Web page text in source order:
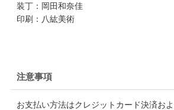
装丁：岡田和奈佳
印刷：八紘美術
注意事項
お支払い方法はクレジットカード決済お